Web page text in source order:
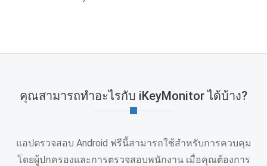
คุณสามารถทําอะไรกับ iKeyMonitor ได้บ้าง?
แอปตรวจสอบ Android ฟรีนี้สามารถใช้สําหรับการควบคุม
โดยผู้ปกครองและการตรวจสอบพนักงาน เมื่อคุณต้องการ